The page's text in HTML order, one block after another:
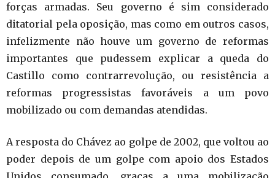
forças armadas. Seu governo é sim considerado
ditatorial pela oposição, mas como em outros casos,
infelizmente não houve um governo de reformas
importantes que pudessem explicar a queda do
Castillo como contrarrevolução, ou resistência a
reformas progressistas favoráveis a um povo
mobilizado ou com demandas atendidas.
A resposta do Chávez ao golpe de 2002, que voltou ao
poder depois de um golpe com apoio dos Estados